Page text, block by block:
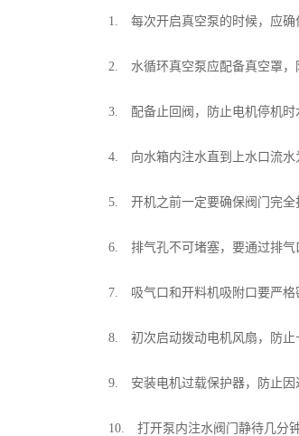
1. 每次开启真空泵的时候，应确保
2. 水循环真空泵应配备真空罩，防
3. 配备止回阀，防止电机停机时
4. 向水箱内注水直到上水口流水为
5. 开机之前一定要确保阀门完全打
6. 排气孔不可堵塞，要通过排气口
7. 吸气口和开料机吸附口要严格
8. 初次启动拨动电机风扇，防止卡
9. 安装电机过载保护器，防止因
10. 打开泵内注水阀门静待几分钟